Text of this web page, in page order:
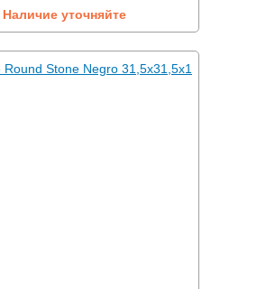
Наличие уточняйте